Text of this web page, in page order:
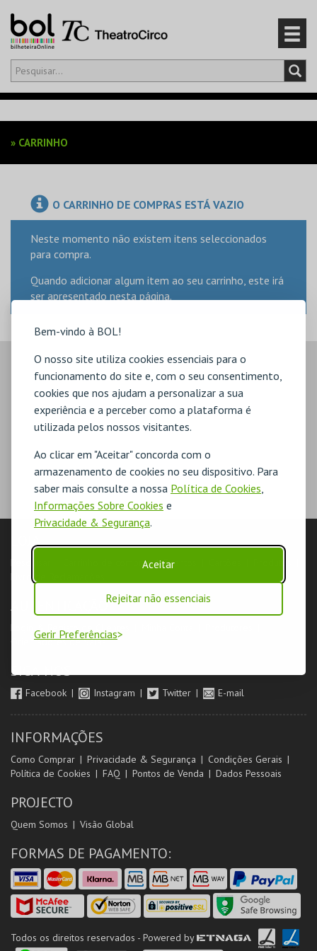
Bem-vindo à BOL!
O nosso site utiliza cookies essenciais para o
funcionamento do site e, com o seu consentimento,
cookies que nos ajudam a personalizar a sua
experiência e a perceber como a plataforma é
utilizada pelos nossos visitantes.
Ao clicar em "Aceitar" concorda com o
armazenamento de cookies no seu dispositivo. Para
saber mais consulte a nossa Política de Cookies
Informações Sobre Cookies e
Privacidade & Segurança.
Aceitar
Rejeitar não essenciais
Gerir Preferências
Olá,iniciar sessão
EVENTOS
CARTÕES
PRODUTOS
» CARRINHO
O CARRINHO DE COMPRAS ESTÁ VAZIO
Neste momento não existem itens seleccionados
para compra.
Quando adicionar algum item ao seu carrinho, este irá
ser apresentado nesta página.
LOJA
Pesquisar Carrinho de compras Eventos
Livro de Reclamações
AUTENTICAÇÃO
Login & Registo de Clientes
Orientadores de Salas
SIGA-NOS
Facebook Instagram Twitter E-mail
INFORMAÇÕES
Como Comprar Privacidade & Segurança
Condições Gerais
Política de Cookies
FAQ Pontos de Venda Dados Pessoais
PROJECTO
Quem Somos Visão Global
FORMAS DE PAGAMENTO:
Todos os direitos reservados - Powered by ETNAGA